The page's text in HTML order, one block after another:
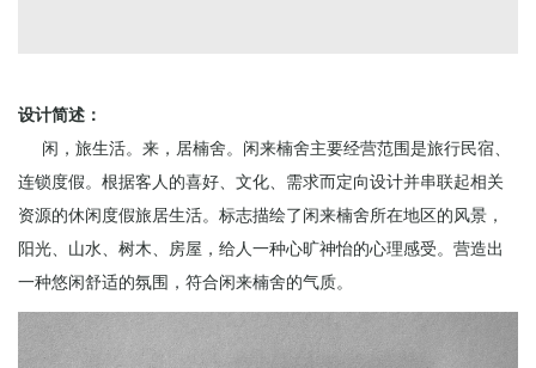
设计简述：
闲，旅生活。来，居楠舍。闲来楠舍主要经营范围是旅行民宿、
连锁度假。根据客人的喜好、文化、需求而定向设计并串联起相关
资源的休闲度假旅居生活。标志描绘了闲来楠舍所在地区的风景，
阳光、山水、树木、房屋，给人一种心旷神怡的心理感受。营造出
一种悠闲舒适的氛围，符合闲来楠舍的气质。